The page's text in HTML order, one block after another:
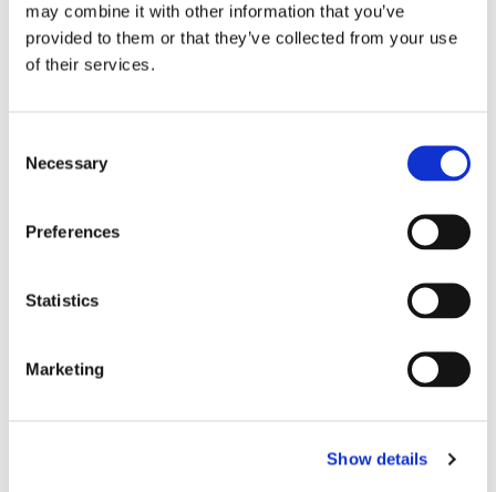
may combine it with other information that you’ve
provided to them or that they’ve collected from your use
of their services.
Selection
Necessary
Preferences
Statistics
Marketing
Show details
Sirius tar leverans av